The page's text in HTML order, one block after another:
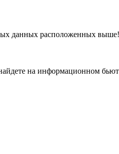
данных расположенных выше!
на информационном